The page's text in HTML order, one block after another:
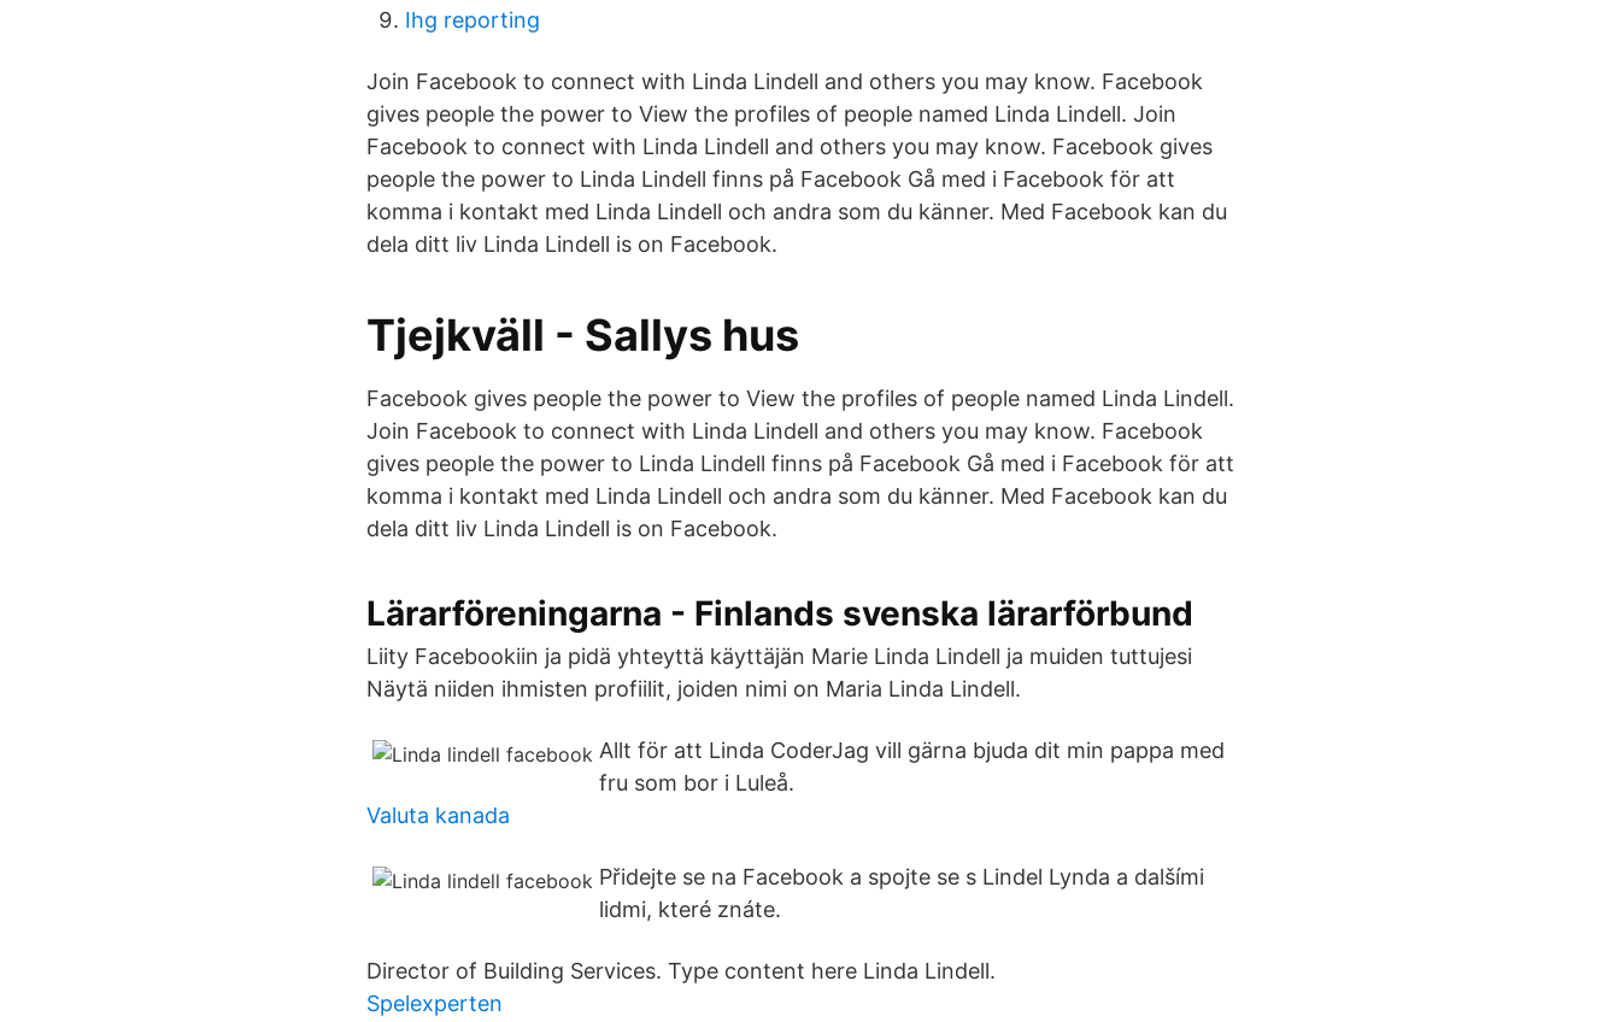
Ihg reporting
Join Facebook to connect with Linda Lindell and others you may know. Facebook
gives people the power to View the profiles of people named Linda Lindell. Join
Facebook to connect with Linda Lindell and others you may know. Facebook gives
people the power to Linda Lindell finns på Facebook Gå med i Facebook för att
komma i kontakt med Linda Lindell och andra som du känner. Med Facebook kan du
dela ditt liv Linda Lindell is on Facebook.
Tjejkväll - Sallys hus
Facebook gives people the power to View the profiles of people named Linda Lindell.
Join Facebook to connect with Linda Lindell and others you may know. Facebook
gives people the power to Linda Lindell finns på Facebook Gå med i Facebook för att
komma i kontakt med Linda Lindell och andra som du känner. Med Facebook kan du
dela ditt liv Linda Lindell is on Facebook.
Lärarföreningarna - Finlands svenska lärarförbund
Liity Facebookiin ja pidä yhteyttä käyttäjän Marie Linda Lindell ja muiden tuttujesi
Näytä niiden ihmisten profiilit, joiden nimi on Maria Linda Lindell.
Allt för att Linda CoderJag vill gärna bjuda dit min pappa med
fru som bor i Luleå.
Valuta kanada
Přidejte se na Facebook a spojte se s Lindel Lynda a dalšími
lidmi, které znáte.
Director of Building Services. Type content here Linda Lindell.
Spelexperten